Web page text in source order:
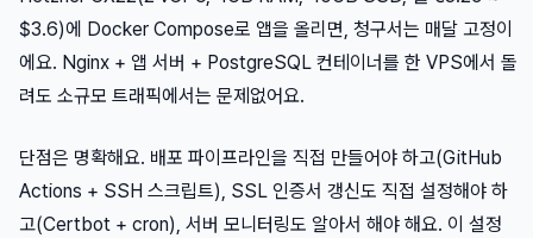
$3.6)에 Docker Compose로 앱을 올리면, 청구서는 매달 고정이
에요. Nginx + 앱 서버 + PostgreSQL 컨테이너를 한 VPS에서 돌
려도 소규모 트래픽에서는 문제없어요.
단점은 명확해요. 배포 파이프라인을 직접 만들어야 하고(GitHub
Actions + SSH 스크립트), SSL 인증서 갱신도 직접 설정해야 하
고(Certbot + cron), 서버 모니터링도 알아서 해야 해요. 이 설정